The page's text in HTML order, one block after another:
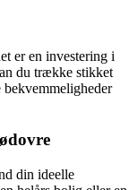
er en investering i
du trække stikket
din ideelle